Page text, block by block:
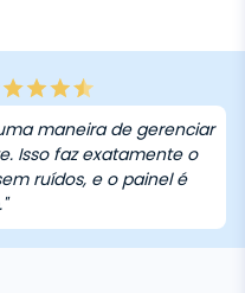
maneira de gerenciar
Isso faz exatamente o
ruídos, e o painel é